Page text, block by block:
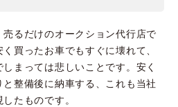
るだけのオークション代行店で
買ったお車でもすぐに壊れて、
まっては悲しいことです。安く
整備後に納車する、これも当社
たものです。